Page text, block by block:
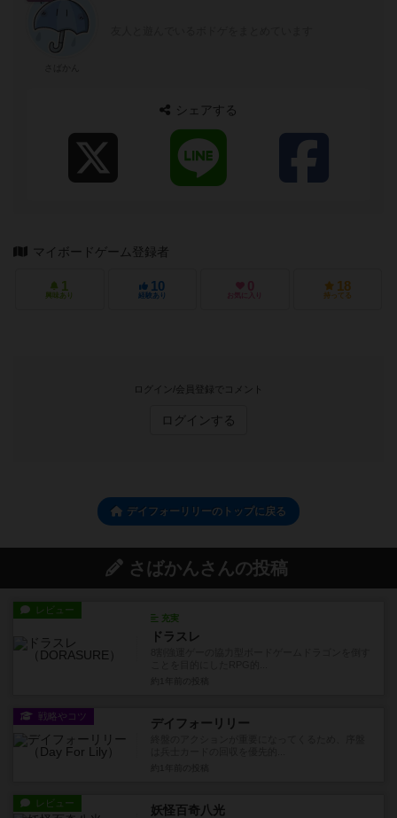
シェアする
マイボードゲーム登録者
1
興味あり
10
経験あり
0
お気に入り
18
持ってる
ログイン/会員登録でコメント
ログインする
デイフォーリリーのトップに戻る
さばかんさんの投稿
レビュー
充実
ドラスレ
戦略やコツ デイフォーリリー
レビュー 妖怪百奇八光